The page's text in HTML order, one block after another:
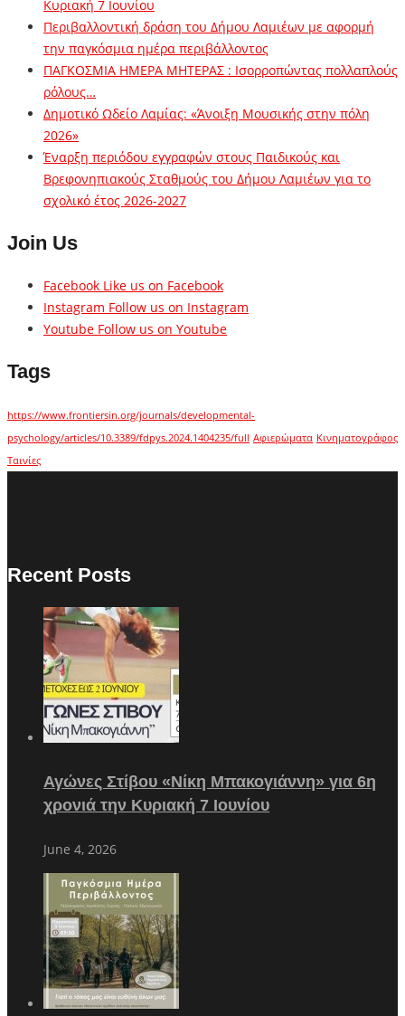
Κυριακή 7 Ιουνίου
Περιβαλλοντική δράση του Δήμου Λαμιέων με αφορμή
την παγκόσμια ημέρα περιβάλλοντος
ΠΑΓΚΟΣΜΙΑ ΗΜΕΡΑ ΜΗΤΕΡΑΣ : Ισορροπώντας πολλαπλούς
ρόλους…
Δημοτικό Ωδείο Λαμίας: «Άνοιξη Μουσικής στην πόλη
2026»
Έναρξη περιόδου εγγραφών στους Παιδικούς και
Βρεφονηπιακούς Σταθμούς του Δήμου Λαμιέων για το
σχολικό έτος 2026-2027
Join Us
Facebook Like us on Facebook
Instagram Follow us on Instagram
Youtube Follow us on Youtube
Tags
https://www.frontiersin.org/journals/developmental-
psychology/articles/10.3389/fdpys.2024.1404235/full Αφιερώματα Κινηματογράφος
Ταινίες
Recent Posts
Αγώνες Στίβου «Νίκη Μπακογιάννη» για 6η
χρονιά την Κυριακή 7 Ιουνίου
June 4, 2026